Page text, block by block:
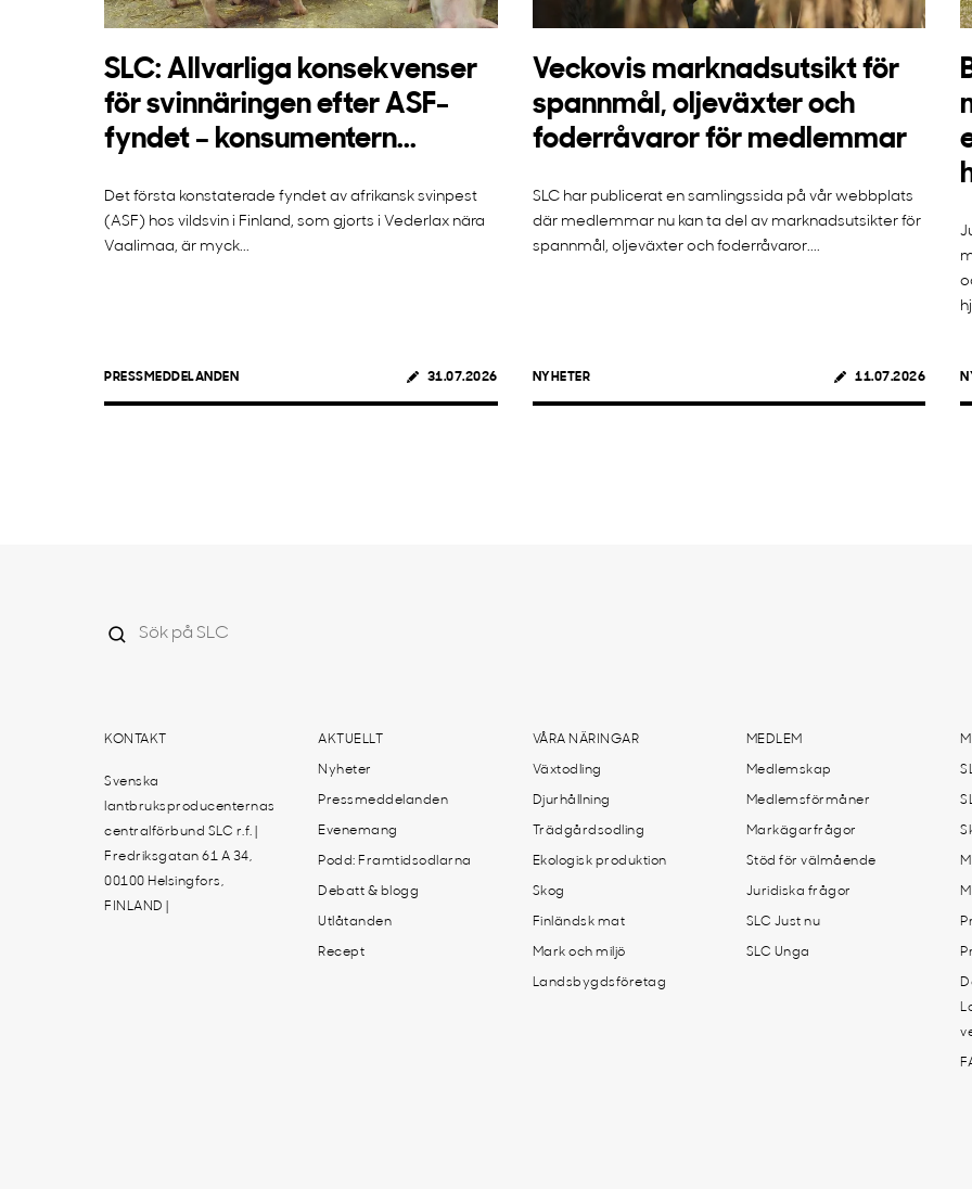
SLC: Allvarliga konsekvenser
för svinnäringen efter ASF-
fyndet – konsumentern...
Det första konstaterade fyndet av afrikansk svinpest
(ASF) hos vildsvin i Finland, som gjorts i Vederlax nära
Vaalimaa, är myck...
PRESSMEDDELANDEN 31.07.2026
Veckovis marknadsutsikt för
spannmål, oljeväxter och
foderråvaror för medlemmar
SLC har publicerat en samlingssida på vår webbplats
där medlemmar nu kan ta del av marknadsutsikter för
spannmål, oljeväxter och foderråvaror....
NYHETER 11.07.2026
KONTAKT
Svenska
lantbruksproducenternas
centralförbund SLC r.f. |
Fredriksgatan 61 A 34,
00100 Helsingfors,
FINLAND |
AKTUELLT
Nyheter
Pressmeddelanden
Evenemang
Podd: Framtidsodlarna
Debatt & blogg
Utlåtanden
Recept
VÅRA NÄRINGAR
Växtodling
Djurhållning
Trädgårdsodling
Ekologisk produktion
Skog
Finländsk mat
Mark och miljö
Landsbygdsföretag
MEDLEM
Medlemskap
Medlemsförmåner
Markägarfrågor
Stöd för välmående
Juridiska frågor
SLC Just nu
SLC Unga